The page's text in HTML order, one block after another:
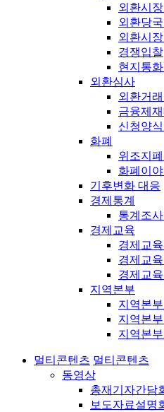
외환시
외환당
외환시
경쟁입찰
현지통
외환심사
외환거
금융제
신청양
화폐
위조지
화폐이야
기후변화 대응
경제통계
통계조
경제교육
경제교
경제교
경제교
지역본부
지역본
지역본
지역본
멀티콘텐츠 멀티콘텐츠
동영상
총재기자간담
보도자료설명